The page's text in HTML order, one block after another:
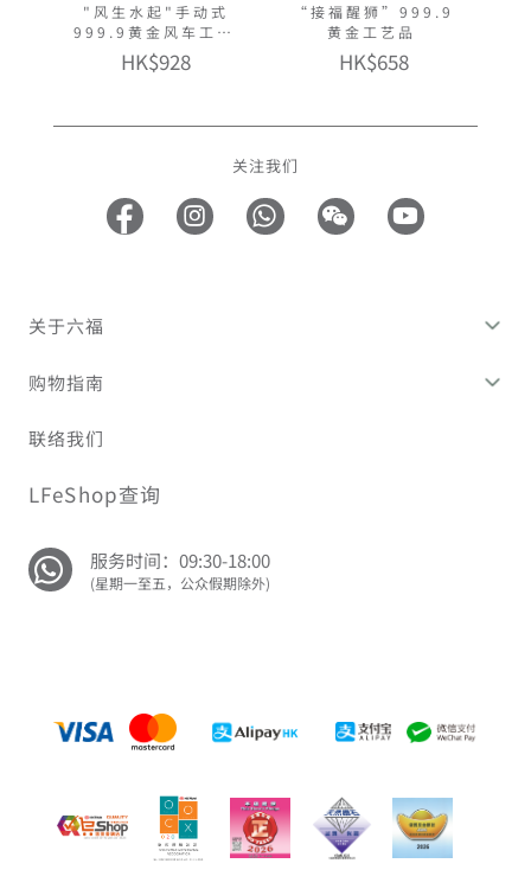
"风生水起"手动式
999.9黄金风车工艺
品
HK$928
“接福醒狮”999.9
黄金工艺品
HK$658
关注我们
关于六福
购物指南
联络我们
LFeShop查询
服务时间：09:30-18:00
(星期一至五，公众假期除外)